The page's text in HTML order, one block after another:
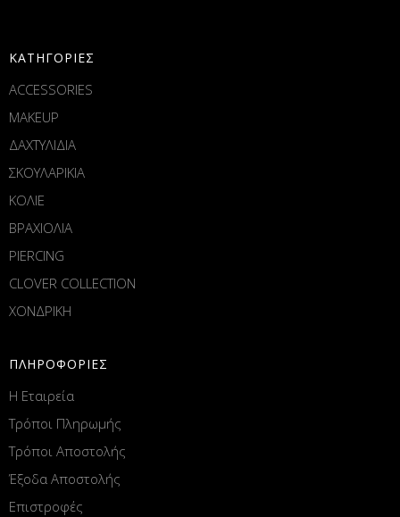
ΚΑΤΗΓΟΡΙΕΣ
ACCESSORIES
MAKEUP
ΔΑΧΤΥΛΙΔΙΑ
ΣΚΟΥΛΑΡΙΚΙΑ
ΚΟΛΙΕ
ΒΡΑΧΙΟΛΙΑ
PIERCING
CLOVER COLLECTION
ΧΟΝΔΡΙΚΗ
ΠΛΗΡΟΦΟΡΙΕΣ
Η Εταιρεία
Τρόποι Πληρωμής
Τρόποι Αποστολής
Έξοδα Αποστολής
Επιστροφές